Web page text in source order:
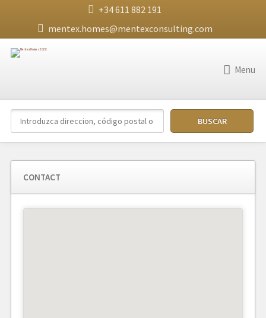
+34 611 882 191
mentex.homes@mentexconsulting.com
Menu
CONTACT